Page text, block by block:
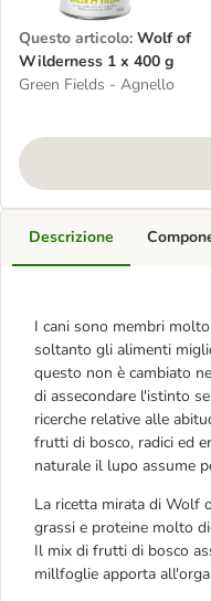
Questo articolo: Wolf of
Wilderness 1 x 400 g
Green Fields - Agnello
Descrizione
I cani sono membri
soltanto gli alimenti
questo non è cambiato
di assecondare l'istinto
ricerche relative alle
frutti di bosco, radici ed
naturale il lupo assume
La ricetta mirata di Wolf
grassi e proteine molto
Il mix di frutti di bosco
millfoglie apporta